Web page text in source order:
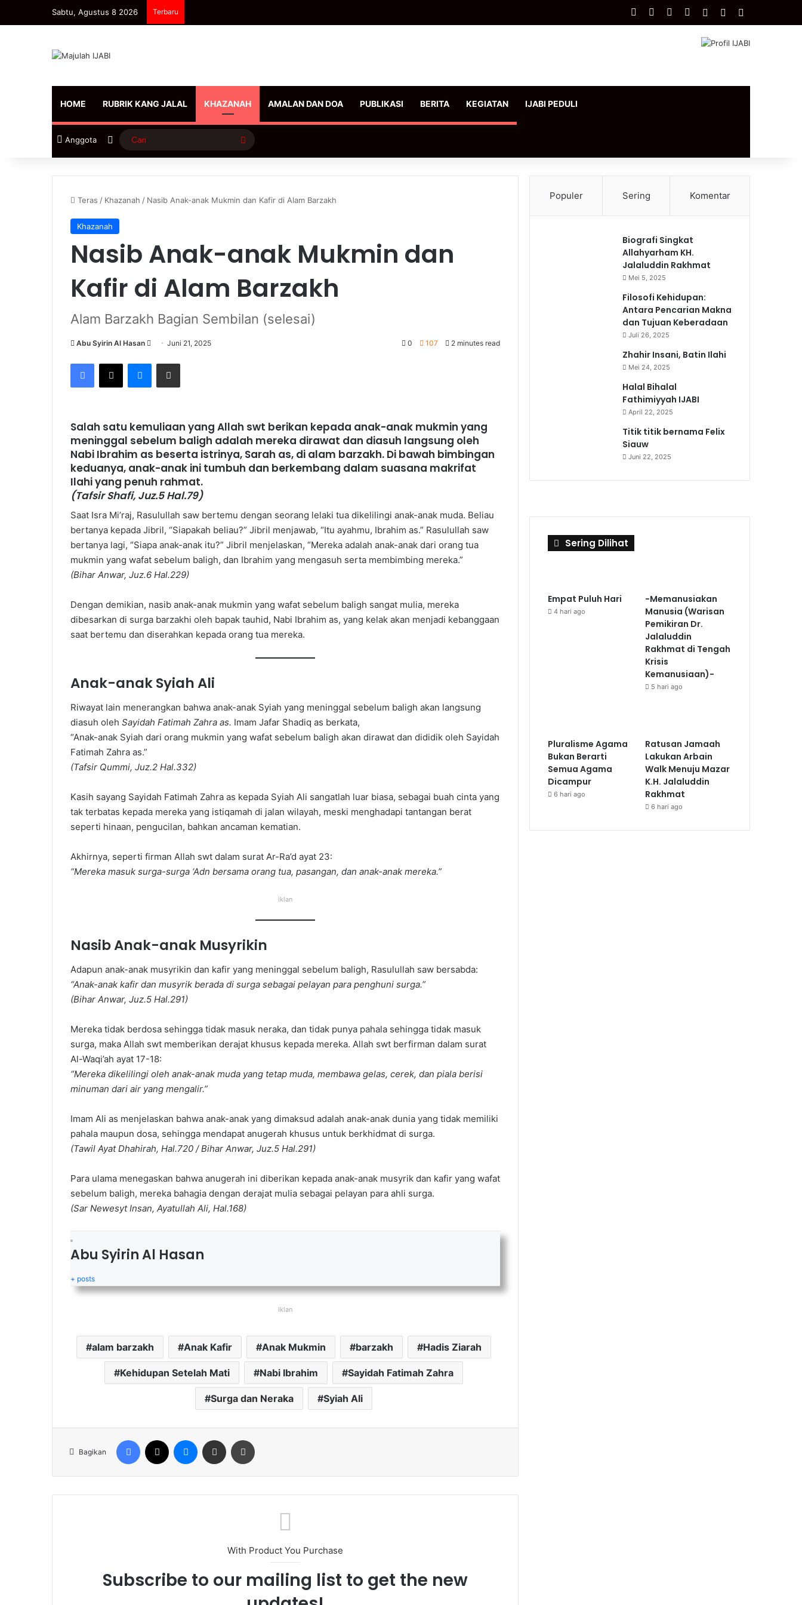
Sabtu, Agustus 8 2026 Terbaru Facebook YouTubeInstagram
Log InArtikel Acak
HOME RUBRIK KANG JALAL KHAZANAH AMALAN DAN DOA PUBLIKASI BERITA KEGIATAN IJABI PEDULI
Anggota Sidebar Cari
Teras / Khazanah / Nasib Anak-anak Mukmin dan Kafir di Alam Barzakh
Khazanah
Nasib Anak-anak Mukmin dan
Kafir di Alam Barzakh
Alam Barzakh Bagian Sembilan (selesai)
Abu Syirin Al Hasan
Send
email
Juni 21, 2025 0 107 2 minutes read
Facebook
X Messenger
Share via Email
Salah satu kemuliaan yang Allah swt berikan kepada anak-anak mukmin yang
meninggal sebelum baligh adalah mereka dirawat dan diasuh langsung oleh
Nabi Ibrahim as beserta istrinya, Sarah as, di alam barzakh. Di bawah bimbingan
keduanya, anak-anak ini tumbuh dan berkembang dalam suasana makrifat
Ilahi yang penuh rahmat.
(Tafsir Shafi, Juz.5 Hal.79)
Saat Isra Mi’raj, Rasulullah saw bertemu dengan seorang lelaki tua dikelilingi anak-anak muda. Beliau
bertanya kepada Jibril, “Siapakah beliau?” Jibril menjawab, “Itu ayahmu, Ibrahim as.” Rasulullah saw
bertanya lagi, “Siapa anak-anak itu?” Jibril menjelaskan, “Mereka adalah anak-anak dari orang tua
mukmin yang wafat sebelum baligh, dan Ibrahim yang mengasuh serta membimbing mereka.”
(Bihar Anwar, Juz.6 Hal.229)
Dengan demikian, nasib anak-anak mukmin yang wafat sebelum baligh sangat mulia, mereka
dibesarkan di surga barzakhi oleh bapak tauhid, Nabi Ibrahim as, yang kelak akan menjadi kebanggaan
saat bertemu dan diserahkan kepada orang tua mereka.
Anak-anak Syiah Ali
Riwayat lain menerangkan bahwa anak-anak Syiah yang meninggal sebelum baligh akan langsung
diasuh oleh Sayidah Fatimah Zahra as. Imam Jafar Shadiq as berkata,
“Anak-anak Syiah dari orang mukmin yang wafat sebelum baligh akan dirawat dan dididik oleh Sayidah
Fatimah Zahra as.”
(Tafsir Qummi, Juz.2 Hal.332)
Kasih sayang Sayidah Fatimah Zahra as kepada Syiah Ali sangatlah luar biasa, sebagai buah cinta yang
tak terbatas kepada mereka yang istiqamah di jalan wilayah, meski menghadapi tantangan berat
seperti hinaan, pengucilan, bahkan ancaman kematian.
Akhirnya, seperti firman Allah swt dalam surat Ar-Ra’d ayat 23:
“Mereka masuk surga-surga ‘Adn bersama orang tua, pasangan, dan anak-anak mereka.”
iklan
Nasib Anak-anak Musyrikin
Adapun anak-anak musyrikin dan kafir yang meninggal sebelum baligh, Rasulullah saw bersabda:
“Anak-anak kafir dan musyrik berada di surga sebagai pelayan para penghuni surga.”
(Bihar Anwar, Juz.5 Hal.291)
Mereka tidak berdosa sehingga tidak masuk neraka, dan tidak punya pahala sehingga tidak masuk
surga, maka Allah swt memberikan derajat khusus kepada mereka. Allah swt berfirman dalam surat
Al-Waqi’ah ayat 17-18:
“Mereka dikelilingi oleh anak-anak muda yang tetap muda, membawa gelas, cerek, dan piala berisi
minuman dari air yang mengalir.”
Imam Ali as menjelaskan bahwa anak-anak yang dimaksud adalah anak-anak dunia yang tidak memiliki
pahala maupun dosa, sehingga mendapat anugerah khusus untuk berkhidmat di surga.
(Tawil Ayat Dhahirah, Hal.720 / Bihar Anwar, Juz.5 Hal.291)
Para ulama menegaskan bahwa anugerah ini diberikan kepada anak-anak musyrik dan kafir yang wafat
sebelum baligh, mereka bahagia dengan derajat mulia sebagai pelayan para ahli surga.
(Sar Newesyt Insan, Ayatullah Ali, Hal.168)
Abu Syirin Al Hasan
+ posts
Iklan
alam barzakh Anak Kafir Anak Mukmin barzakh Hadis Ziarah
Kehidupan Setelah Mati Nabi Ibrahim Sayidah Fatimah Zahra
Surga dan Neraka Syiah Ali
Bagikan
Facebook Messenger
Share via Email
With Product You Purchase
Subscribe to our mailing list to get the new
Populer Sering Komentar
Biografi Singkat
Allahyarham KH.
Jalaluddin Rakhmat
Mei 5, 2025
Filosofi Kehidupan:
Antara Pencarian Makna
dan Tujuan Keberadaan
Juli 26, 2025
Zhahir Insani, Batin Ilahi
Mei 24, 2025
Halal Bihalal
Fathimiyyah IJABI
April 22, 2025
Titik titik bernama Felix
Siauw
Juni 22, 2025
Sering Dilihat
Empat Puluh Hari
4 hari ago
-Memanusiakan
Manusia (Warisan
Pemikiran Dr.
Jalaluddin
Rakhmat di Tengah
Krisis
Kemanusiaan)-
5 hari ago
Pluralisme Agama
Bukan Berarti
Semua Agama
Dicampur
6 hari ago
Ratusan Jamaah
Lakukan Arbain
Walk Menuju Mazar
K.H. Jalaluddin
Rakhmat
6 hari ago